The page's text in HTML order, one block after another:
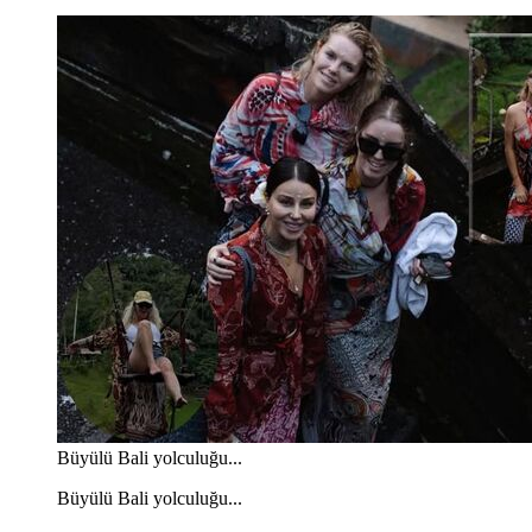
Büyülü Bali yolculuğu...
Büyülü Bali yolculuğu...